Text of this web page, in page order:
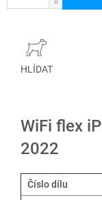
HLÍDAT
WiFi flex
2022
Číslo dílu